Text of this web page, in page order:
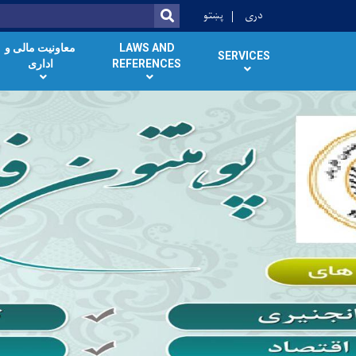
SEARCH
پښتو دری
معاونیت مالی و
اداری
LAWS AND
REFERENCES
SERVICES